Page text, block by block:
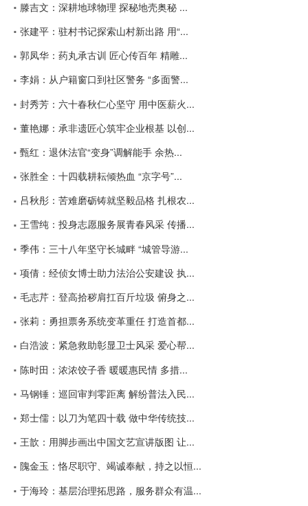
滕吉文：深耕地球物理 探秘地壳奥秘 ...
张建平：驻村书记探索山村新出路 用“...
郭凤华：药丸承古训 匠心传百年 精雕...
李娟：从户籍窗口到社区警务 “多面警...
封秀芳：六十春秋仁心坚守 用中医薪火...
董艳娜：承非遗匠心筑牢企业根基 以创...
甄红：退休法官“变身”调解能手 余热...
张胜全：十四载耕耘倾热血 “京字号”...
吕秋彤：苦难磨砺铸就坚毅品格 扎根农...
王雪纯：投身志愿服务展青春风采 传播...
季伟：三十八年坚守长城畔 “城管导游...
项倩：经侦女博士助力法治公安建设 执...
毛志芹：登高拾秽肩扛百斤垃圾 俯身之...
张莉：勇担票务系统变革重任 打造首都...
白浩波：紧急救助彰显卫士风采 爱心帮...
陈时田：浓浓饺子香 暖暖惠民情 多措...
马钢锤：巡回审判零距离 解纷普法入民...
郑士儒：以刀为笔四十载 做中华传统技...
王歆：用脚步画出中国文艺宣讲版图 让...
隗金玉：恪尽职守、竭诚奉献，持之以恒...
于海玲：基层治理拓思路，服务群众有温...